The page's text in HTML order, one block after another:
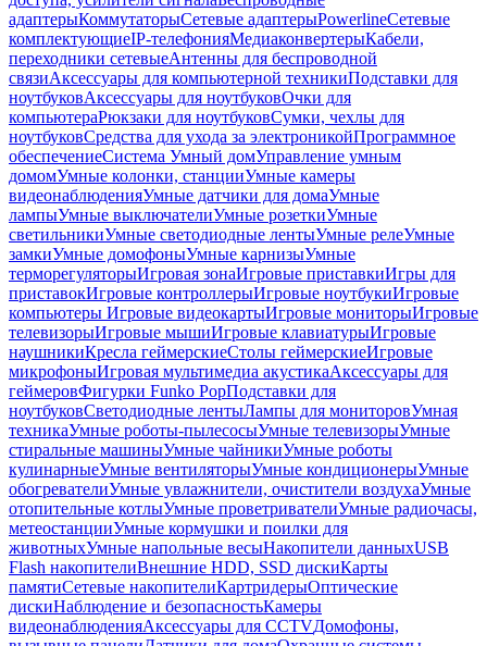
адаптерыКоммутаторыСетевые адаптерыPowerlineСетевые
комплектующиеIP-телефонияМедиаконвертерыКабели,
переходники сетевыеАнтенны для беспроводной
связиАксессуары для компьютерной техникиПодставки для
ноутбуковАксессуары для ноутбуковОчки для
компьютераРюкзаки для ноутбуковСумки, чехлы для
ноутбуковСредства для ухода за электроникойПрограммное
обеспечениеСистема Умный домУправление умным
домомУмные колонки, станцииУмные камеры
видеонаблюденияУмные датчики для домаУмные
лампыУмные выключателиУмные розеткиУмные
светильникиУмные светодиодные лентыУмные релеУмные
замкиУмные домофоныУмные карнизыУмные
терморегуляторыИгровая зонаИгровые приставкиИгры для
приставокИгровые контроллерыИгровые ноутбукиИгровые
компьютеры Игровые видеокартыИгровые мониторыИгровые
телевизорыИгровые мышиИгровые клавиатурыИгровые
наушникиКресла геймерскиеСтолы геймерскиеИгровые
микрофоныИгровая мультимедиа акустикаАксессуары для
геймеровФигурки Funko PopПодставки для
ноутбуковСветодиодные лентыЛампы для мониторовУмная
техникаУмные роботы-пылесосыУмные телевизорыУмные
стиральные машиныУмные чайникиУмные роботы
кулинарныеУмные вентиляторыУмные кондиционерыУмные
обогревателиУмные увлажнители, очистители воздухаУмные
отопительные котлыУмные проветривателиУмные радиочасы,
метеостанцииУмные кормушки и поилки для
животныхУмные напольные весыНакопители данныхUSB
Flash накопителиВнешние HDD, SSD дискиКарты
памятиСетевые накопителиКартридерыОптические
дискиНаблюдение и безопасностьКамеры
видеонаблюденияАксессуары для CCTVДомофоны,